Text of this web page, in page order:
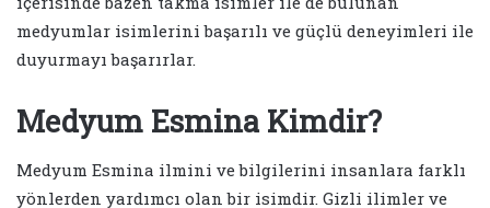
medyumlar isimlerini başarılı ve güçlü deneyimleri ile
duyurmayı başarırlar.
Medyum Esmina Kimdir?
Medyum Esmina ilmini ve bilgilerini insanlara farklı
yönlerden yardımcı olan bir isimdir. Gizli ilimler ve